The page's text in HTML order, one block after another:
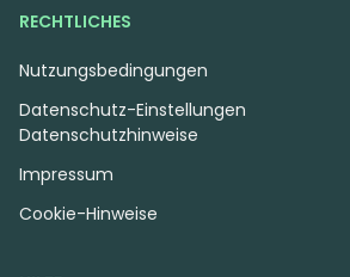
RECHTLICHES
Nutzungsbedingungen
Datenschutzhinweise
Impressum
Cookie-Hinweise
Datenschutz-Einstellungen